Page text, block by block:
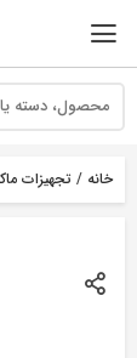
خانه / تجهیزات